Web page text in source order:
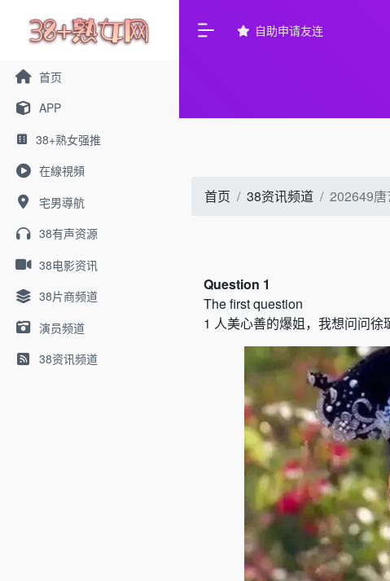
首页
APP
38+熟女强推
在線視頻
宅男導航
38有声资源
38电影资讯
38片商频道
演员频道
38资讯频道
自助申请友连
首页 38资讯频道 202649
Question 1
The first question
1 人美心善的爆姐，我想问问徐